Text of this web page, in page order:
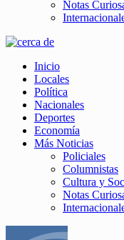
Notas
Inicio
Locales
Política
Nacionales
Deportes
Economía
Más Noticias
Policiales
Columnistas
Cultura y
Notas